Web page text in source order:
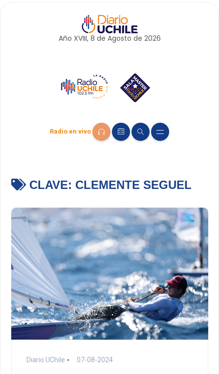
Año XVIII, 8 de Agosto de 2026
Radio en vivo
CLAVE: CLEMENTE SEGUEL
Diario UChile 07-08-2024